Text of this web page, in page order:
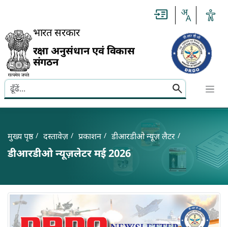
भारत सरकार
रक्षा अनुसंधान एवं विकास
संगठन
Search here
Breadcrumb
मुख्य पृष्ठ दस्तावेज़ प्रकाशन डीआरडीओ न्यूज़ लैटर
डीआरडीओ न्यूज़लेटर मई 2026
डीआरडीओ न्यूज़लेटर मई 2026
Untitled
Slide